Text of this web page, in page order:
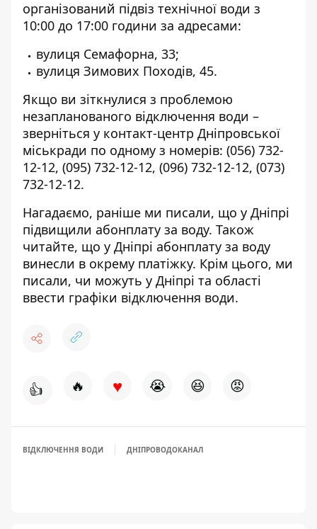
організований підвіз технічної води з
10:00 до 17:00 години за адресами:
вулиця Семафорна, 33;
вулиця Зимових Походів, 45.
Якщо ви зіткнулися з проблемою
незапланованого відключення води –
зверніться у контакт-центр Дніпровської
міськради по одному з номерів: (056) 732-
12-12, (095) 732-12-12, (096) 732-12-12, (073)
732-12-12.
Нагадаємо, раніше ми писали, що у Дніпрі
підвищили абонплату за воду. Також
читайте, що у Дніпрі абонплату за воду
винесли в окрему платіжку. Крім цього, ми
писали, чи можуть у Дніпрі та області
ввести графіки відключення води.
👍 🔥 ♥ 😭 😆 😡
ВІДКЛЮЧЕННЯ ВОДИ ДНІПРОВОДОКАНАЛ